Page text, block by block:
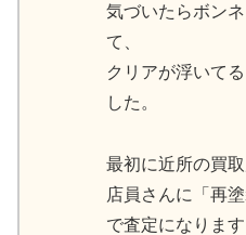
気づいたらボン
て、
クリアが浮いて
した。
最初に近所の買
店員さんに「再
で査定になりま